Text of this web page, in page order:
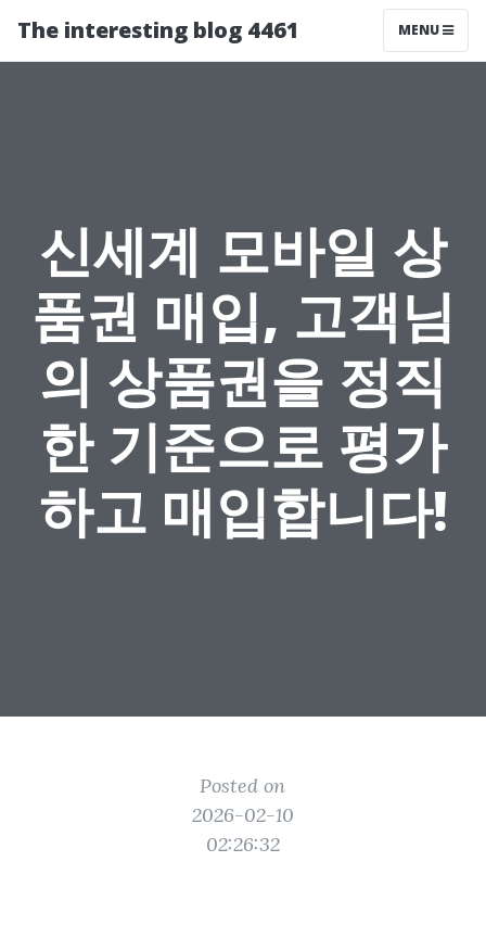
The interesting blog 4461 MENU
신세계 모바일 상
품권 매입, 고객님
의 상품권을 정직
한 기준으로 평가
하고 매입합니다!
Posted on
2026-02-10
02:26:32